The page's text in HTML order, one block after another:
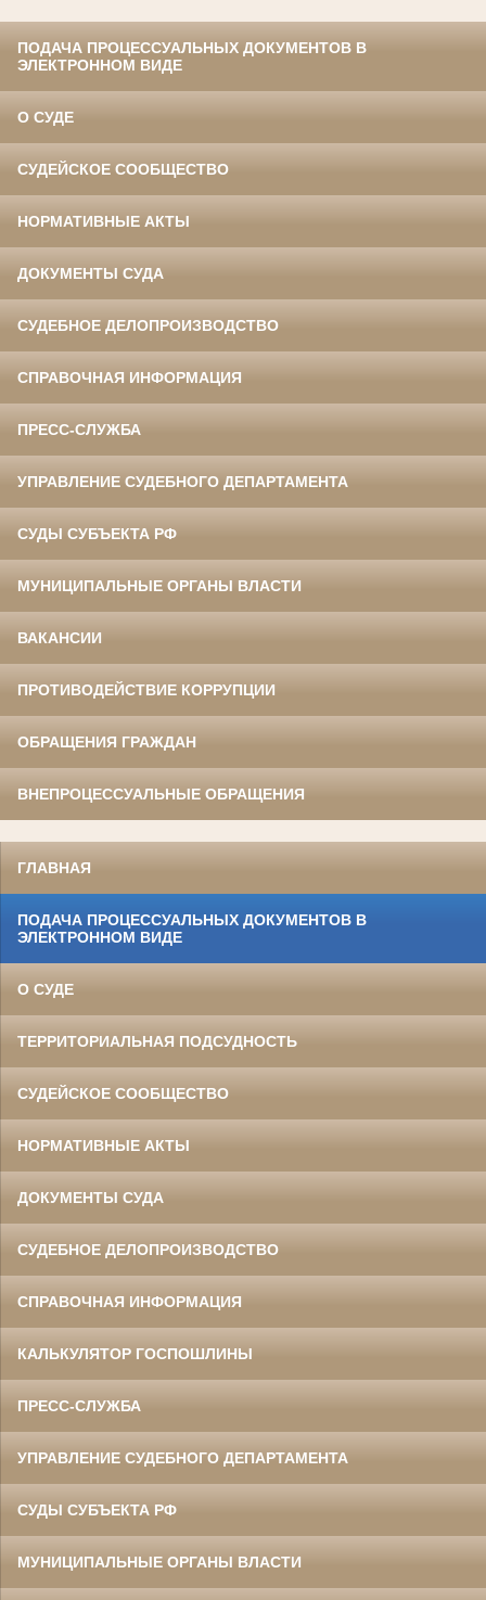
ПОДАЧА ПРОЦЕССУАЛЬНЫХ ДОКУМЕНТОВ В
ЭЛЕКТРОННОМ ВИДЕ
О СУДЕ
СУДЕЙСКОЕ СООБЩЕСТВО
НОРМАТИВНЫЕ АКТЫ
ДОКУМЕНТЫ СУДА
СУДЕБНОЕ ДЕЛОПРОИЗВОДСТВО
СПРАВОЧНАЯ ИНФОРМАЦИЯ
ПРЕСС-СЛУЖБА
УПРАВЛЕНИЕ СУДЕБНОГО ДЕПАРТАМЕНТА
СУДЫ СУБЪЕКТА РФ
МУНИЦИПАЛЬНЫЕ ОРГАНЫ ВЛАСТИ
ВАКАНСИИ
ПРОТИВОДЕЙСТВИЕ КОРРУПЦИИ
ОБРАЩЕНИЯ ГРАЖДАН
ВНЕПРОЦЕССУАЛЬНЫЕ ОБРАЩЕНИЯ
ГЛАВНАЯ
ПОДАЧА ПРОЦЕССУАЛЬНЫХ ДОКУМЕНТОВ В
ЭЛЕКТРОННОМ ВИДЕ
О СУДЕ
ТЕРРИТОРИАЛЬНАЯ ПОДСУДНОСТЬ
СУДЕЙСКОЕ СООБЩЕСТВО
НОРМАТИВНЫЕ АКТЫ
ДОКУМЕНТЫ СУДА
СУДЕБНОЕ ДЕЛОПРОИЗВОДСТВО
СПРАВОЧНАЯ ИНФОРМАЦИЯ
КАЛЬКУЛЯТОР ГОСПОШЛИНЫ
ПРЕСС-СЛУЖБА
УПРАВЛЕНИЕ СУДЕБНОГО ДЕПАРТАМЕНТА
СУДЫ СУБЪЕКТА РФ
МУНИЦИПАЛЬНЫЕ ОРГАНЫ ВЛАСТИ